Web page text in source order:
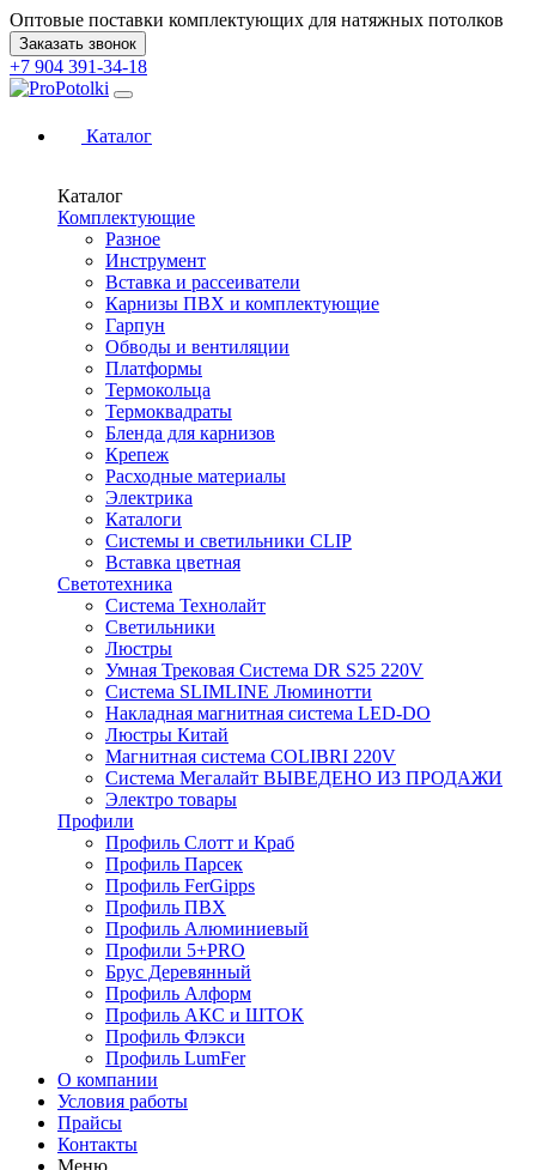
Оптовые поставки комплектующих для натяжных потолков
Заказать звонок
+7 904 391-34-18
Каталог
Каталог
Комплектующие
Разное
Инструмент
Вставка и рассеиватели
Карнизы ПВХ и комплектующие
Гарпун
Обводы и вентиляции
Платформы
Термокольца
Термоквадраты
Бленда для карнизов
Крепеж
Расходные материалы
Электрика
Каталоги
Системы и светильники CLIP
Вставка цветная
Светотехника
Система Технолайт
Светильники
Люстры
Умная Трековая Система DR S25 220V
Система SLIMLINE Люминотти
Накладная магнитная система LED-DO
Люстры Китай
Магнитная система COLIBRI 220V
Система Мегалайт ВЫВЕДЕНО ИЗ ПРОДАЖИ
Электро товары
Профили
Профиль Слотт и Краб
Профиль Парсек
Профиль FerGipps
Профиль ПВХ
Профиль Алюминиевый
Профили 5+PRO
Брус Деревянный
Профиль Алформ
Профиль АКС и ШТОК
Профиль Флэкси
Профиль LumFer
О компании
Условия работы
Прайсы
Контакты
Меню